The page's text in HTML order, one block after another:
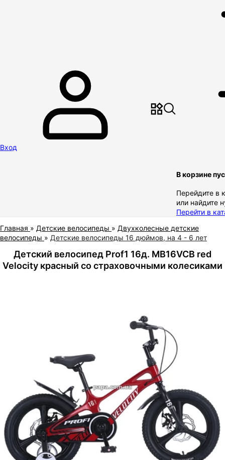
Вход
В корзине
Перейдите в
или найдите
Перейти в
Главная » Детские велосипеды » Двухколесные детские
велосипеды » Детские велосипеды 16 дюймов, на 4 - 6 лет
Детский велосипед Prof1 16д. MB16VCB red
Velocity красный со страховочными колесиками